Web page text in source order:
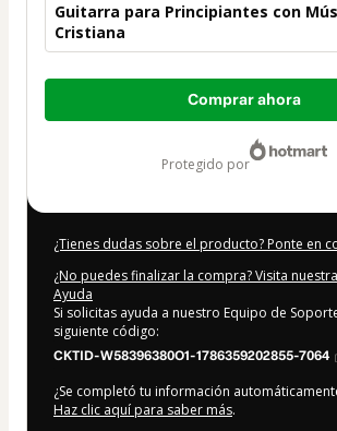
Guitarra para Principiantes con
Cristiana
Total
Comprar ahora
protegido por
¿Tienes dudas sobre el producto? Ponte en
¿No puedes finalizar la compra? Visita
Ayuda
Si solicitas ayuda a nuestro Equipo de
siguiente código:
CKTID-W58396380O1-1786359202855-7064
¿Se completó tu información
Haz clic aquí para saber más.